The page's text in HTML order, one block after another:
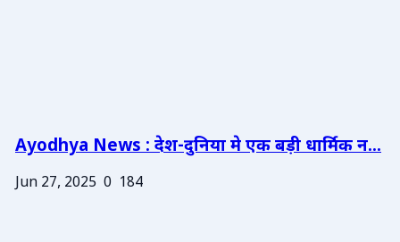
Ayodhya News : देश-दुनिया मे एक बड़ी धार्मिक न...
Jun 27, 2025 0 184